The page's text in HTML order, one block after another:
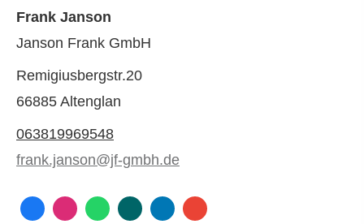
Frank Janson
Janson Frank GmbH
Remigiusbergstr.20
66885 Altenglan
063819969548
frank.janson@jf-gmbh.de